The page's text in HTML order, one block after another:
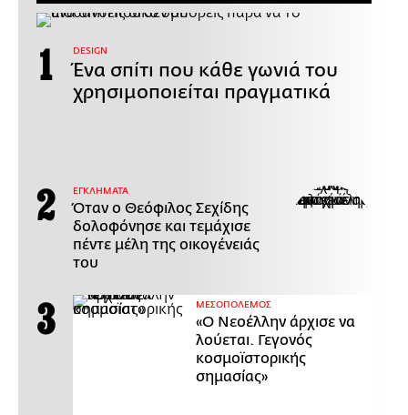
DESIGN
Ένα σπίτι που κάθε γωνιά του
χρησιμοποιείται πραγματικά
ΕΓΚΛΗΜΑΤΑ
Όταν ο Θεόφιλος Σεχίδης
δολοφόνησε και τεμάχισε
πέντε μέλη της οικογένειάς
του
ΜΕΣΟΠΟΛΕΜΟΣ
«Ο Νεοέλλην άρχισε να
λούεται. Γεγονός
κοσμοϊστορικής
σημασίας»